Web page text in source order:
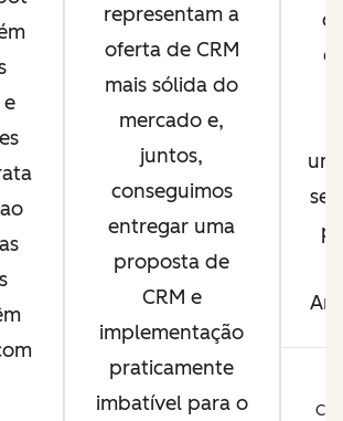
representam a
oferta de CRM
mais sólida do
mercado e,
juntos,
conseguimos
entregar uma
proposta de
CRM e
implementação
praticamente
imbatível para o